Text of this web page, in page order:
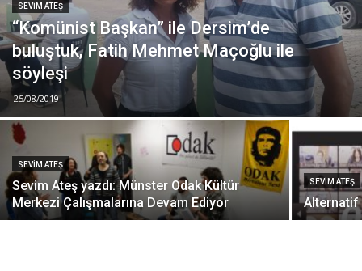
SEVIM ATEŞ
“Komünist Başkan” ile Dersim’de
buluştuk, Fatih Mehmet Maçoğlu ile
söyleşi
25/08/2019
SEVIM ATEŞ
Sevim Ateş yazdı: Münster Odak Kültür
Merkezi Çalışmalarına Devam Ediyor
SEVIM ATEŞ
Alternatif